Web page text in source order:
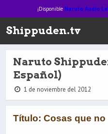
¡Disponible Naruto Audio
Shippuden.tv
Naruto
Español)
1 de noviembre del 2012
Título: Cosas que